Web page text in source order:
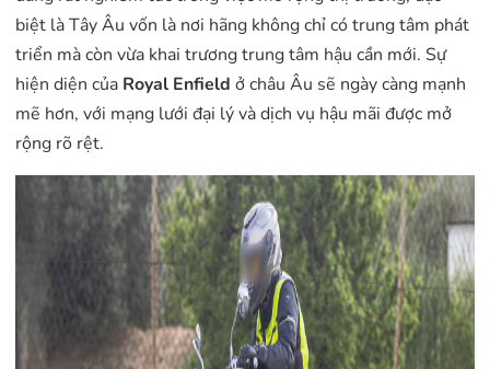
biệt là Tây Âu vốn là nơi hãng không chỉ có trung tâm phát
triển mà còn vừa khai trương trung tâm hậu cần mới. Sự
hiện diện của Royal Enfield ở châu Âu sẽ ngày càng mạnh
mẽ hơn, với mạng lưới đại lý và dịch vụ hậu mãi được mở
rộng rõ rệt.